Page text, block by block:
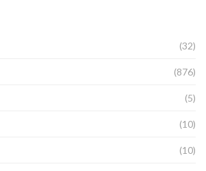
(32)
(876)
(5)
(10)
(10)